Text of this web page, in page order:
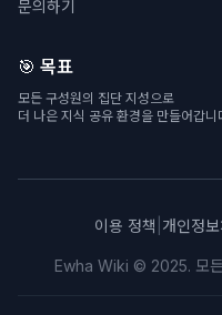
문의하기
🎯 목표
모든 구성원의 집단 지성으로
더 나은 지식 공유 환경을 만들어갑니
이용 정책 개인정
Ewha Wiki © 2025. 모든